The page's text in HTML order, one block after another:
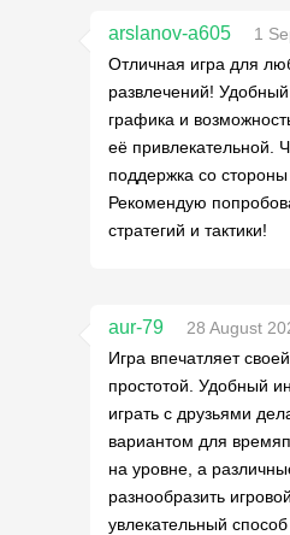
arslanov-a605
1
Отличная игра для
развлечений!
графика и
её привлекательной.
поддержка со
Рекомендую
стратегий и тактики!
aur-79
28 August
Игра впечатляет
простотой. Удобный
играть с друзьями
вариантом для
на уровне, а
разнообразить
увлекательный